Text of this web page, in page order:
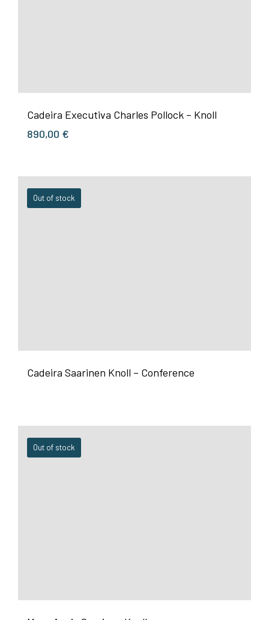
Cadeira Executiva Charles Pollock – Knoll
890,00 €
Out of stock
Cadeira Saarinen Knoll – Conference
Out of stock